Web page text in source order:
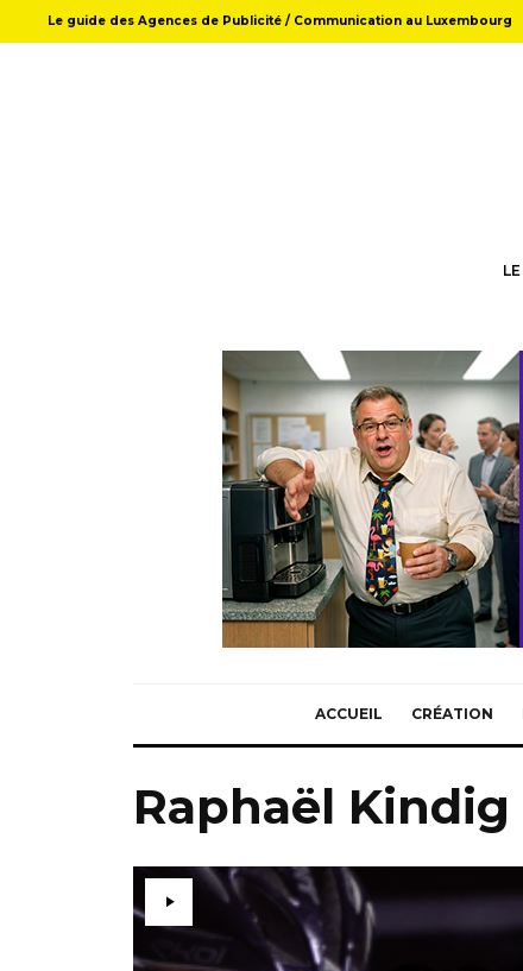
Le guide des Agences de Publicité / Communication au Luxembourg
ACCUEIL CRÉATION
Raphaël Kindig